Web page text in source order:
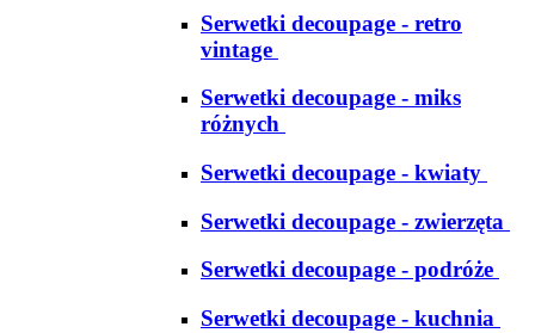
Serwetki decoupage - retro
vintage
Serwetki decoupage - miks
różnych
Serwetki decoupage - kwiaty
Serwetki decoupage - zwierzęta
Serwetki decoupage - podróże
Serwetki decoupage - kuchnia